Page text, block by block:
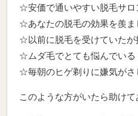
☆安価で通いやすい脱毛サロ
☆あなたの脱毛の効果を羨ま
☆以前に脱毛を受けていたが
☆ムダ毛でとても悩んでいる
☆毎朝のヒゲ剃りに嫌気がさ
このような方がいたら助け